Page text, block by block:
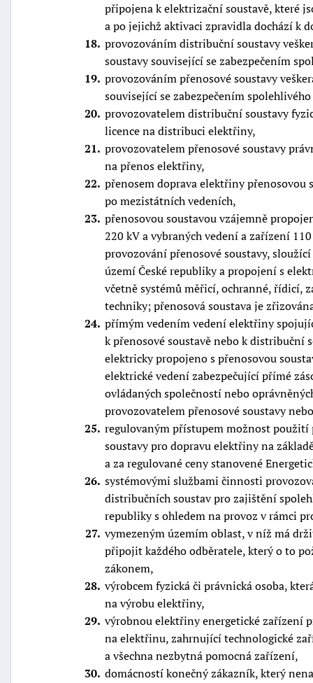
připojena k elektrizační soustavě, které
a po jejichž aktivaci zpravidla dochází k
18 provozováním distribuční soustavy
soustavy související se zabezpečením
19 provozováním přenosové soustavy
související se zabezpečením
20 provozovatelem distribuční soustavy
licence na distribuci elektřiny,
21 provozovatelem přenosové soustavy
na přenos elektřiny,
22 přenosem doprava elektřiny přenosovou
po mezistátních vedeních,
23 přenosovou soustavou vzájemně
220 kV a vybraných vedení a zařízení
provozování přenosové soustavy,
území České republiky a propojení s
včetně systémů měřicí, ochranné, řídicí,
techniky; přenosová soustava je
24 přímým vedením vedení elektřiny
k přenosové soustavě nebo k distribuční
elektricky propojeno s přenosovou
elektrické vedení zabezpečující přímé
ovládaných společností nebo
provozovatelem přenosové soustavy
25 regulovaným přístupem možnost
soustavy pro dopravu elektřiny na
a za regulované ceny stanovené
26 systémovými službami činnosti
distribučních soustav pro zajištění
republiky s ohledem na provoz v rámci
27 vymezeným územím oblast, v níž má
připojit každého odběratele, který o to
zákonem,
28 výrobcem fyzická či právnická osoba,
na výrobu elektřiny,
29 výrobnou elektřiny energetické zařízení
na elektřinu, zahrnující technologické
a všechna nezbytná pomocná zařízení,
30 domácností konečný zákazník, který